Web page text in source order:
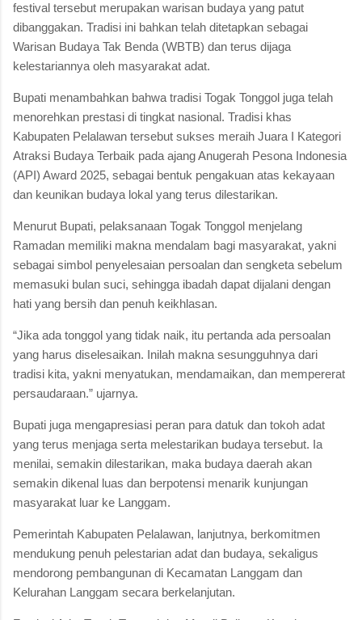
festival tersebut merupakan warisan budaya yang patut
dibanggakan. Tradisi ini bahkan telah ditetapkan sebagai
Warisan Budaya Tak Benda (WBTB) dan terus dijaga
kelestariannya oleh masyarakat adat.
Bupati menambahkan bahwa tradisi Togak Tonggol juga telah
menorehkan prestasi di tingkat nasional. Tradisi khas
Kabupaten Pelalawan tersebut sukses meraih Juara I Kategori
Atraksi Budaya Terbaik pada ajang Anugerah Pesona Indonesia
(API) Award 2025, sebagai bentuk pengakuan atas kekayaan
dan keunikan budaya lokal yang terus dilestarikan.
Menurut Bupati, pelaksanaan Togak Tonggol menjelang
Ramadan memiliki makna mendalam bagi masyarakat, yakni
sebagai simbol penyelesaian persoalan dan sengketa sebelum
memasuki bulan suci, sehingga ibadah dapat dijalani dengan
hati yang bersih dan penuh keikhlasan.
“Jika ada tonggol yang tidak naik, itu pertanda ada persoalan
yang harus diselesaikan. Inilah makna sesungguhnya dari
tradisi kita, yakni menyatukan, mendamaikan, dan mempererat
persaudaraan.” ujarnya.
Bupati juga mengapresiasi peran para datuk dan tokoh adat
yang terus menjaga serta melestarikan budaya tersebut. Ia
menilai, semakin dilestarikan, maka budaya daerah akan
semakin dikenal luas dan berpotensi menarik kunjungan
masyarakat luar ke Langgam.
Pemerintah Kabupaten Pelalawan, lanjutnya, berkomitmen
mendukung penuh pelestarian adat dan budaya, sekaligus
mendorong pembangunan di Kecamatan Langgam dan
Kelurahan Langgam secara berkelanjutan.